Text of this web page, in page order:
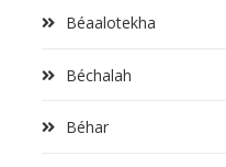
Béaalotekha
Béchalah
Béhar